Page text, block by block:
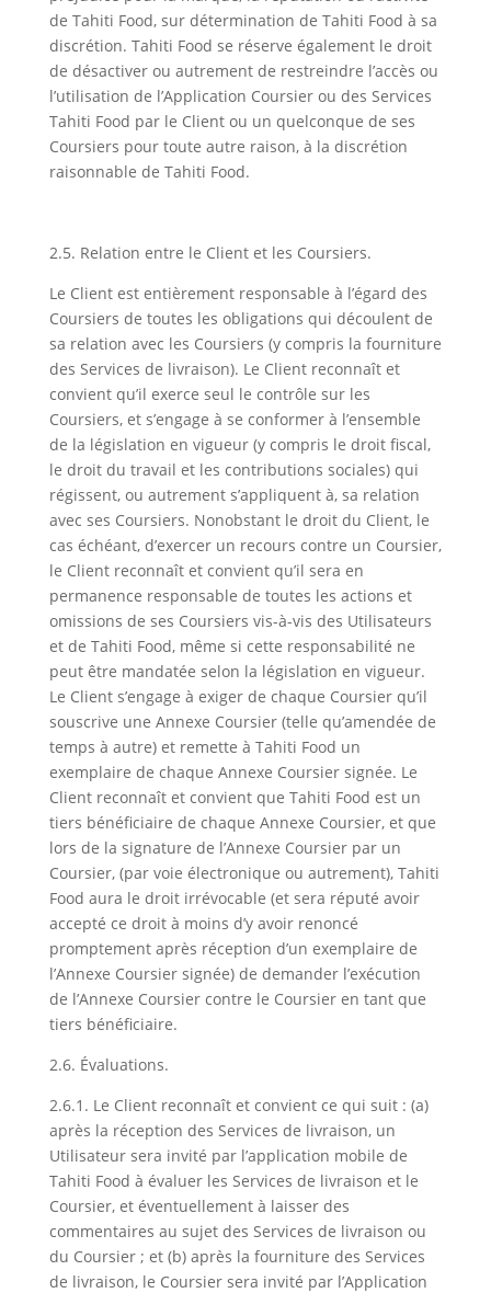
de Tahiti Food, sur détermination de Tahiti Food à sa
discrétion. Tahiti Food se réserve également le droit
de désactiver ou autrement de restreindre l’accès ou
l’utilisation de l’Application Coursier ou des Services
Tahiti Food par le Client ou un quelconque de ses
Coursiers pour toute autre raison, à la discrétion
raisonnable de Tahiti Food.
2.5. Relation entre le Client et les Coursiers.
Le Client est entièrement responsable à l’égard des
Coursiers de toutes les obligations qui découlent de
sa relation avec les Coursiers (y compris la fourniture
des Services de livraison). Le Client reconnaît et
convient qu’il exerce seul le contrôle sur les
Coursiers, et s’engage à se conformer à l’ensemble
de la législation en vigueur (y compris le droit fiscal,
le droit du travail et les contributions sociales) qui
régissent, ou autrement s’appliquent à, sa relation
avec ses Coursiers. Nonobstant le droit du Client, le
cas échéant, d’exercer un recours contre un Coursier,
le Client reconnaît et convient qu’il sera en
permanence responsable de toutes les actions et
omissions de ses Coursiers vis-à-vis des Utilisateurs
et de Tahiti Food, même si cette responsabilité ne
peut être mandatée selon la législation en vigueur.
Le Client s’engage à exiger de chaque Coursier qu’il
souscrive une Annexe Coursier (telle qu’amendée de
temps à autre) et remette à Tahiti Food un
exemplaire de chaque Annexe Coursier signée. Le
Client reconnaît et convient que Tahiti Food est un
tiers bénéficiaire de chaque Annexe Coursier, et que
lors de la signature de l’Annexe Coursier par un
Coursier, (par voie électronique ou autrement), Tahiti
Food aura le droit irrévocable (et sera réputé avoir
accepté ce droit à moins d’y avoir renoncé
promptement après réception d’un exemplaire de
l’Annexe Coursier signée) de demander l’exécution
de l’Annexe Coursier contre le Coursier en tant que
tiers bénéficiaire.
2.6. Évaluations.
2.6.1. Le Client reconnaît et convient ce qui suit : (a)
après la réception des Services de livraison, un
Utilisateur sera invité par l’application mobile de
Tahiti Food à évaluer les Services de livraison et le
Coursier, et éventuellement à laisser des
commentaires au sujet des Services de livraison ou
du Coursier ; et (b) après la fourniture des Services
de livraison, le Coursier sera invité par l’Application